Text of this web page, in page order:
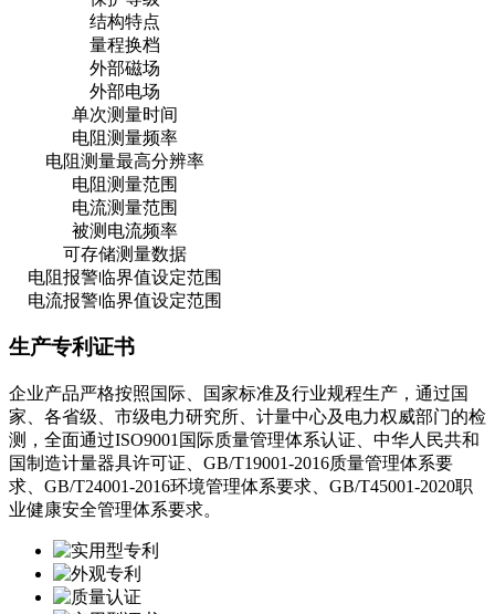
结构特点
量程换档
外部磁场
外部电场
单次测量时间
电阻测量频率
电阻测量最高分辨率
电阻测量范围
电流测量范围
被测电流频率
可存储测量数据
电阻报警临界值设定范围
电流报警临界值设定范围
生产专利证书
企业产品严格按照国际、国家标准及行业规程生产，通过国
家、各省级、市级电力研究所、计量中心及电力权威部门的检
测，全面通过ISO9001国际质量管理体系认证、中华人民共和
国制造计量器具许可证、GB/T19001-2016质量管理体系要
求、GB/T24001-2016环境管理体系要求、GB/T45001-2020职
业健康安全管理体系要求。